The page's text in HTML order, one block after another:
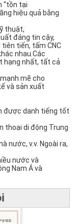
“tồn tại
hiệu quả bằng
thuật,
đáng tin cậy,
tiến, tấm CNC
nhau.Các
hạng nhất, tất cả
mẽ cho
và sản xuất
được danh tiếng tốt
thoại di động Trung
nước, v.v. Ngoài ra,
nước và
Nam Á và